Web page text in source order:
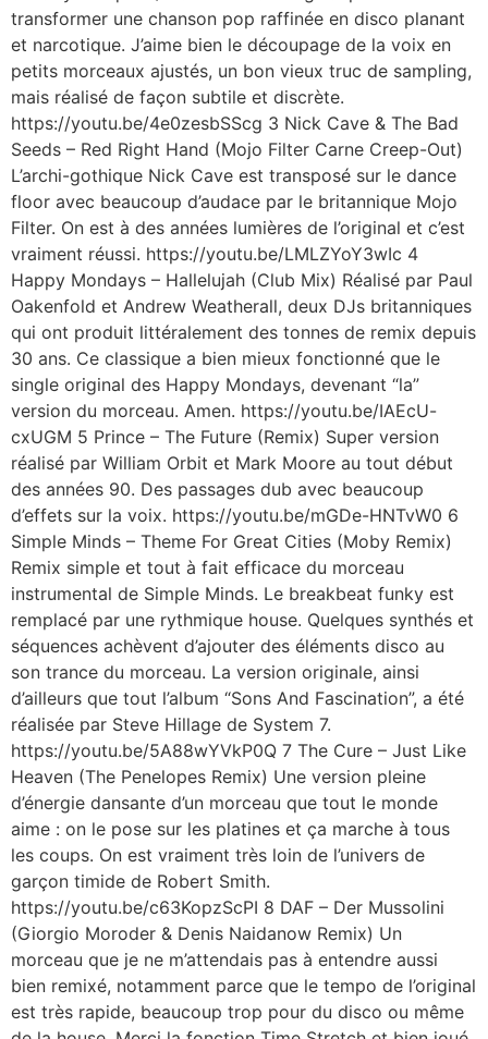
transformer une chanson pop raffinée en disco planant
et narcotique. J’aime bien le découpage de la voix en
petits morceaux ajustés, un bon vieux truc de sampling,
mais réalisé de façon subtile et discrète.
https://youtu.be/4e0zesbSScg 3 Nick Cave & The Bad
Seeds – Red Right Hand (Mojo Filter Carne Creep-Out)
L’archi-gothique Nick Cave est transposé sur le dance
floor avec beaucoup d’audace par le britannique Mojo
Filter. On est à des années lumières de l’original et c’est
vraiment réussi. https://youtu.be/LMLZYoY3wIc 4
Happy Mondays – Hallelujah (Club Mix) Réalisé par Paul
Oakenfold et Andrew Weatherall, deux DJs britanniques
qui ont produit littéralement des tonnes de remix depuis
30 ans. Ce classique a bien mieux fonctionné que le
single original des Happy Mondays, devenant “la”
version du morceau. Amen. https://youtu.be/IAEcU-
cxUGM 5 Prince – The Future (Remix) Super version
réalisé par William Orbit et Mark Moore au tout début
des années 90. Des passages dub avec beaucoup
d’effets sur la voix. https://youtu.be/mGDe-HNTvW0 6
Simple Minds – Theme For Great Cities (Moby Remix)
Remix simple et tout à fait efficace du morceau
instrumental de Simple Minds. Le breakbeat funky est
remplacé par une rythmique house. Quelques synthés et
séquences achèvent d’ajouter des éléments disco au
son trance du morceau. La version originale, ainsi
d’ailleurs que tout l’album “Sons And Fascination”, a été
réalisée par Steve Hillage de System 7.
https://youtu.be/5A88wYVkP0Q 7 The Cure – Just Like
Heaven (The Penelopes Remix) Une version pleine
d’énergie dansante d’un morceau que tout le monde
aime : on le pose sur les platines et ça marche à tous
les coups. On est vraiment très loin de l’univers de
garçon timide de Robert Smith.
https://youtu.be/c63KopzScPI 8 DAF – Der Mussolini
(Giorgio Moroder & Denis Naidanow Remix) Un
morceau que je ne m’attendais pas à entendre aussi
bien remixé, notamment parce que le tempo de l’original
est très rapide, beaucoup trop pour du disco ou même